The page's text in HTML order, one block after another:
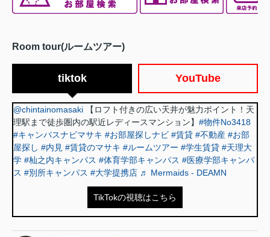
Room tour(ルームツアー)
tiktok YouTube
@chintainomasaki 【ロフト付きの広い天井が魅力ポイント！天
理駅まで徒歩圏内の駅近レディースマンション】 #物件No3418
#キャンパスナビマサキ #お部屋探しナビ #賃貸 #不動産 #お部
屋探し #内見 #賃貸のマサキ #ルームツアー #学生賃貸 #天理大
学 #杣之内キャンパス #体育学部キャンパス #医療学部キャンパ
ス #別所キャンパス #大学提携店 ♬ Mermaids - DEAMN
TikTokの視聴はこちら